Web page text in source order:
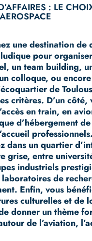
: LE
une destination de
pour
un team building,
colloque, ou
de
critères. D’un côté,
en train, en
d’hébergement
dans un quartier
grise, entre
industriels
laboratoires de
Enfin, vous
culturelles et de
donner un thème
de l’aviation,